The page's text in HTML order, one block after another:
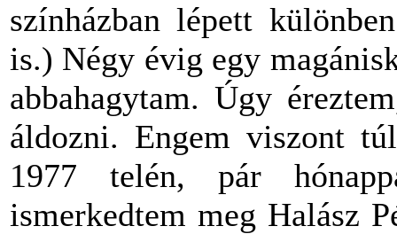
színházban lépett
is.) Négy évig egy
abbahagytam. Úgy
áldozni. Engem viszont
1977 telén, pár
ismerkedtem meg Halász